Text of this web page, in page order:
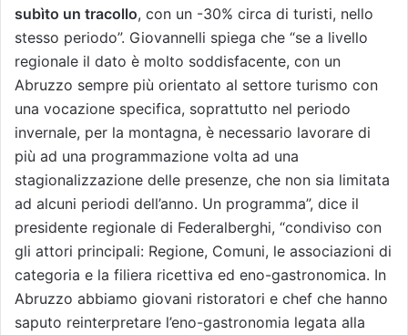
subìto un tracollo, con un -30% circa di turisti, nello
stesso periodo”. Giovannelli spiega che “se a livello
regionale il dato è molto soddisfacente, con un
Abruzzo sempre più orientato al settore turismo con
una vocazione specifica, soprattutto nel periodo
invernale, per la montagna, è necessario lavorare di
più ad una programmazione volta ad una
stagionalizzazione delle presenze, che non sia limitata
ad alcuni periodi dell’anno. Un programma”, dice il
presidente regionale di Federalberghi, “condiviso con
gli attori principali: Regione, Comuni, le associazioni di
categoria e la filiera ricettiva ed eno-gastronomica. In
Abruzzo abbiamo giovani ristoratori e chef che hanno
saputo reinterpretare l’eno-gastronomia legata alla